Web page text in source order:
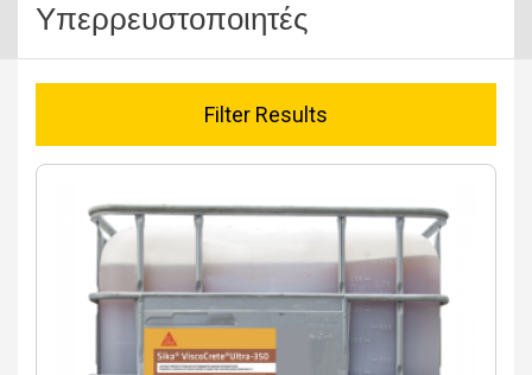
Υπερρευστοποιητές
Filter Results